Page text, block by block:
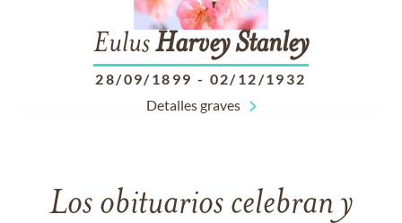
EulusHarveyStanley
28/09/1899 - 02/12/1932
Detalles graves
Los obituarios celebran y